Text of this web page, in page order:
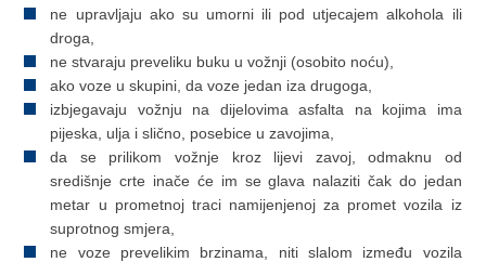
ne upravljaju ako su umorni ili pod utjecajem alkohola ili
droga,
ne stvaraju preveliku buku u vožnji (osobito noću),
ako voze u skupini, da voze jedan iza drugoga,
izbjegavaju vožnju na dijelovima asfalta na kojima ima
pijeska, ulja i slično, posebice u zavojima,
da se prilikom vožnje kroz lijevi zavoj, odmaknu od
središnje crte inače će im se glava nalaziti čak do jedan
metar u prometnoj traci namijenjenoj za promet vozila iz
suprotnog smjera,
ne voze prevelikim brzinama, niti slalom između vozila